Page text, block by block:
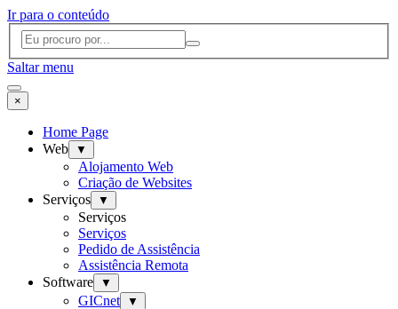
Ir para o conteúdo
Saltar menu
×
Home Page
Web
▼
Alojamento Web
Criação de Websites
Serviços
▼
Serviços
Serviços
Pedido de Assistência
Assistência Remota
Software
▼
GICnet ▼